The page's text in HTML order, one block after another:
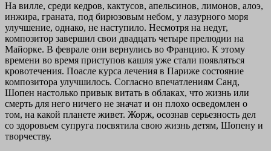
На вилле, среди кедров, кактусов, апельсинов, лимонов, алоэ,
инжира, граната, под бирюзовым небом, у лазурного моря
улучшение, однако, не наступило. Несмотря на недуг,
композитор завершил свои двадцать четыре прелюдии на
Майорке. В феврале они вернулись во Францию. К этому
времени во время приступов кашля уже стали появляться
кровотечения. Поасле курса лечения в Париже состояние
композитора улучшилось. Согласно впечатлениям Санд,
Шопен настолько привык витать в облаках, что жизнь или
смерть для него ничего не значат и он плохо осведомлен о
том, на какой планете живет. Жорж, осознав серьезность дел
со здоровьем супруга посвятила свою жизнь детям, Шопену и
творчеству.